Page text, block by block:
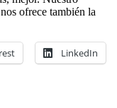
ofrece también la
LinkedIn